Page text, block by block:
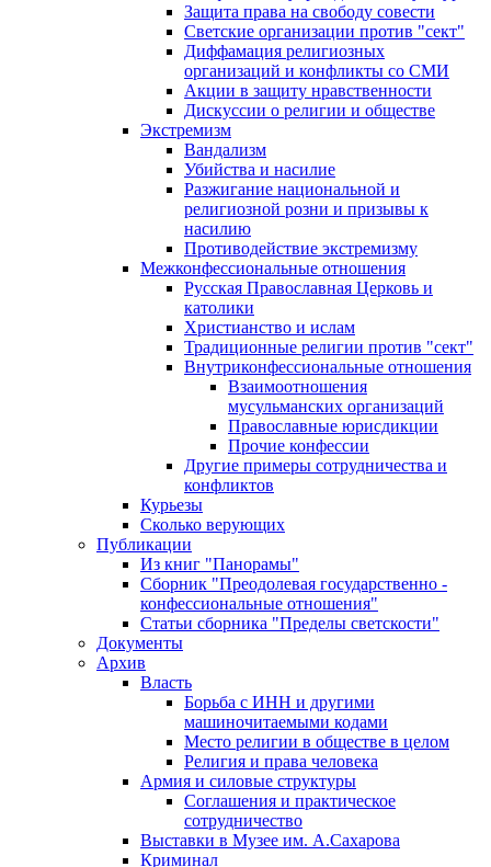
Защита права на свободу совести
Светские организации против "сект"
Диффамация религиозных
организаций и конфликты со СМИ
Акции в защиту нравственности
Дискуссии о религии и обществе
Экстремизм
Вандализм
Убийства и насилие
Разжигание национальной и
религиозной розни и призывы к
насилию
Противодействие экстремизму
Межконфессиональные отношения
Русская Православная Церковь и
католики
Христианство и ислам
Традиционные религии против "сект"
Внутриконфессиональные отношения
Взаимоотношения
мусульманских организаций
Православные юрисдикции
Прочие конфессии
Другие примеры сотрудничества и
конфликтов
Курьезы
Сколько верующих
Публикации
Из книг "Панорамы"
Сборник "Преодолевая государственно -
конфессиональные отношения"
Статьи сборника "Пределы светскости"
Документы
Архив
Власть
Борьба с ИНН и другими
машиночитаемыми кодами
Место религии в обществе в целом
Религия и права человека
Армия и силовые структуры
Соглашения и практическое
сотрудничество
Выставки в Музее им. А.Сахарова
Криминал